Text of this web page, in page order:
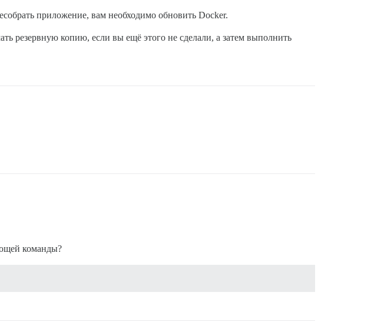
приложение, вам необходимо обновить Docker.
резервную копию, если вы ещё этого не сделали, а затем выполнить
команды?